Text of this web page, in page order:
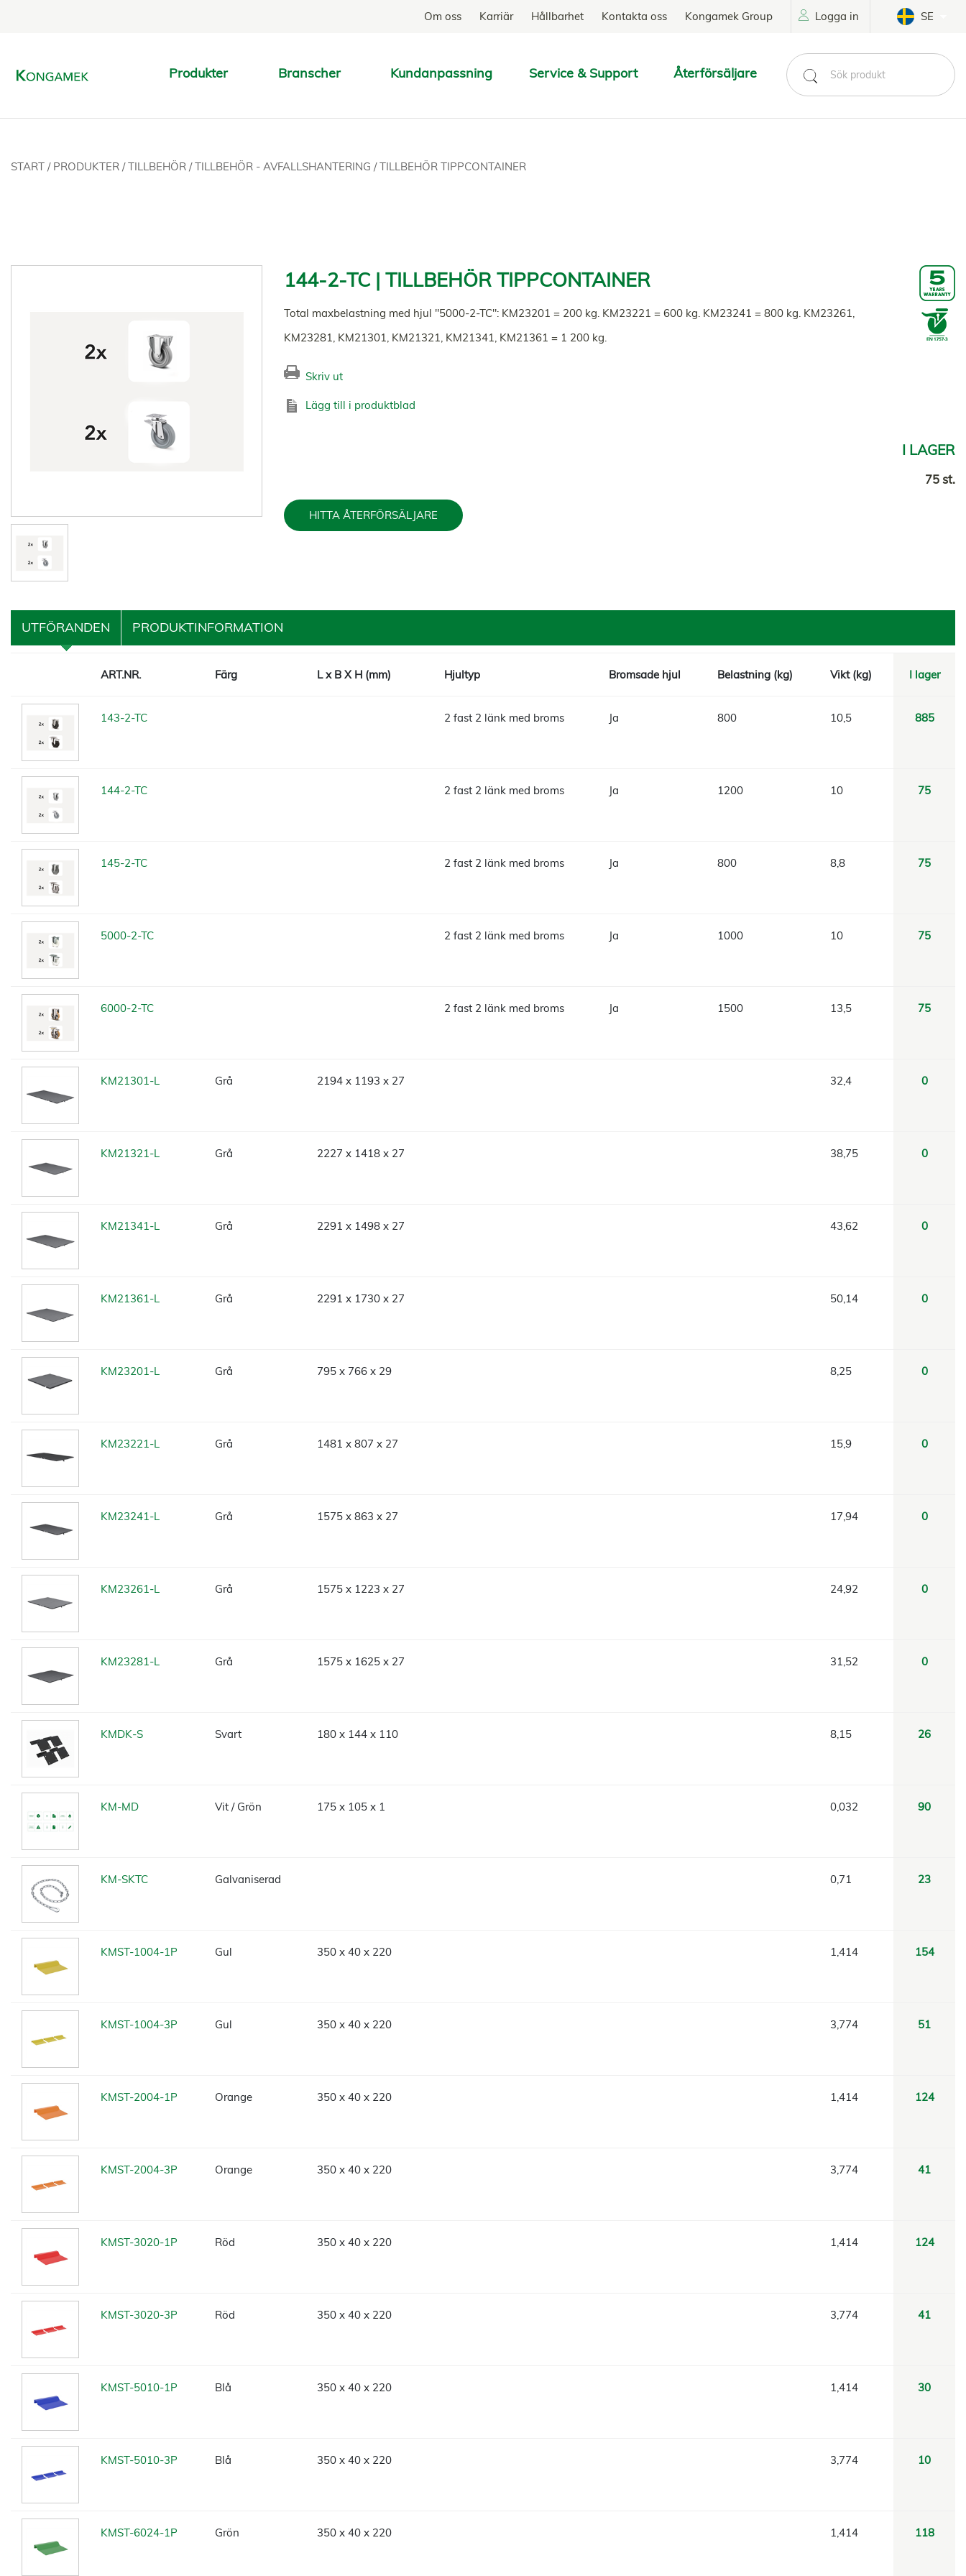
Om oss Karriär Hållbarhet Kontakta oss Kongamek Group Logga in SE
Produkter Branscher Kundanpassning Service & Support Återförsäljare
SÖK
START / PRODUKTER /TILLBEHÖR /TILLBEHÖR - AVFALLSHANTERING /TILLBEHÖR TIPPCONTAINER
144-2-TC | TILLBEHÖR TIPPCONTAINER
Total maxbelastning med hjul "5000-2-TC": KM23201 = 200 kg. KM23221 = 600 kg. KM23241 = 800 kg. KM23261,
KM23281, KM21301, KM21321, KM21341, KM21361 = 1 200 kg.
Skriv ut
Lägg till i produktblad
I LAGER
75 st.
HITTA ÅTERFÖRSÄLJARE
UTFÖRANDEN PRODUKTINFORMATION
ART.NR. Färg L x B X H (mm) Hjultyp Bromsade hjul Belastning (kg) Vikt (kg) I lager
143-2-TC 2 fast 2 länk med broms Ja 800 10,5 885
144-2-TC 2 fast 2 länk med broms Ja 1200 10 75
145-2-TC 2 fast 2 länk med broms Ja 800 8,8 75
5000-2-TC 2 fast 2 länk med broms Ja 1000 10 75
6000-2-TC 2 fast 2 länk med broms Ja 1500 13,5 75
KM21301-L Grå 2194 x 1193 x 27 32,4 0
KM21321-L Grå 2227 x 1418 x 27 38,75 0
KM21341-L Grå 2291 x 1498 x 27 43,62 0
KM21361-L Grå 2291 x 1730 x 27 50,14 0
KM23201-L Grå 795 x 766 x 29 8,25 0
KM23221-L Grå 1481 x 807 x 27 15,9 0
KM23241-L Grå 1575 x 863 x 27 17,94 0
KM23261-L Grå 1575 x 1223 x 27 24,92 0
KM23281-L Grå 1575 x 1625 x 27 31,52 0
KMDK-S Svart 180 x 144 x 110 8,15 26
KM-MD Vit / Grön 175 x 105 x 1 0,032 90
KM-SKTC Galvaniserad 0,71 23
KMST-1004-1P Gul 350 x 40 x 220 1,414 154
KMST-1004-3P Gul 350 x 40 x 220 3,774 51
KMST-2004-1P Orange 350 x 40 x 220 1,414 124
KMST-2004-3P Orange 350 x 40 x 220 3,774 41
KMST-3020-1P Röd 350 x 40 x 220 1,414 124
KMST-3020-3P Röd 350 x 40 x 220 3,774 41
KMST-5010-1P Blå 350 x 40 x 220 1,414 30
KMST-5010-3P Blå 350 x 40 x 220 3,774 10
KMST-6024-1P Grön 350 x 40 x 220 1,414 118